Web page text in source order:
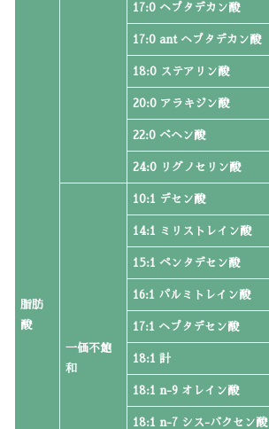
脂肪
酸
17:0 ヘプタデカン酸
17:0 ant ヘプタデカン酸
18:0 ステアリン酸
20:0 アラキジン酸
22:0 ベヘン酸
24:0 リグノセリン酸
一価不飽
和
10:1 デセン酸
14:1 ミリストレイン酸
15:1 ペンタデセン酸
16:1 パルミトレイン酸
17:1 ヘプタデセン酸
18:1 計
18:1 n-9 オレイン酸
18:1 n-7 シス-バクセン酸